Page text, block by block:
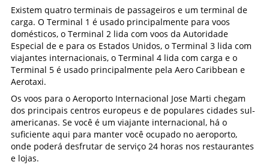
Existem quatro terminais de passageiros e um terminal de
carga. O Terminal 1 é usado principalmente para voos
domésticos, o Terminal 2 lida com voos da Autoridade
Especial de e para os Estados Unidos, o Terminal 3 lida com
viajantes internacionais, o Terminal 4 lida com carga e o
Terminal 5 é usado principalmente pela Aero Caribbean e
Aerotaxi.
Os voos para o Aeroporto Internacional Jose Marti chegam
dos principais centros europeus e de populares cidades sul-
americanas. Se você é um viajante internacional, há o
suficiente aqui para manter você ocupado no aeroporto,
onde poderá desfrutar de serviço 24 horas nos restaurantes
e lojas.